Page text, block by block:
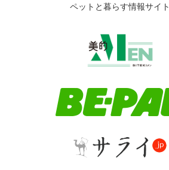
ペットと暮らす情報サイト